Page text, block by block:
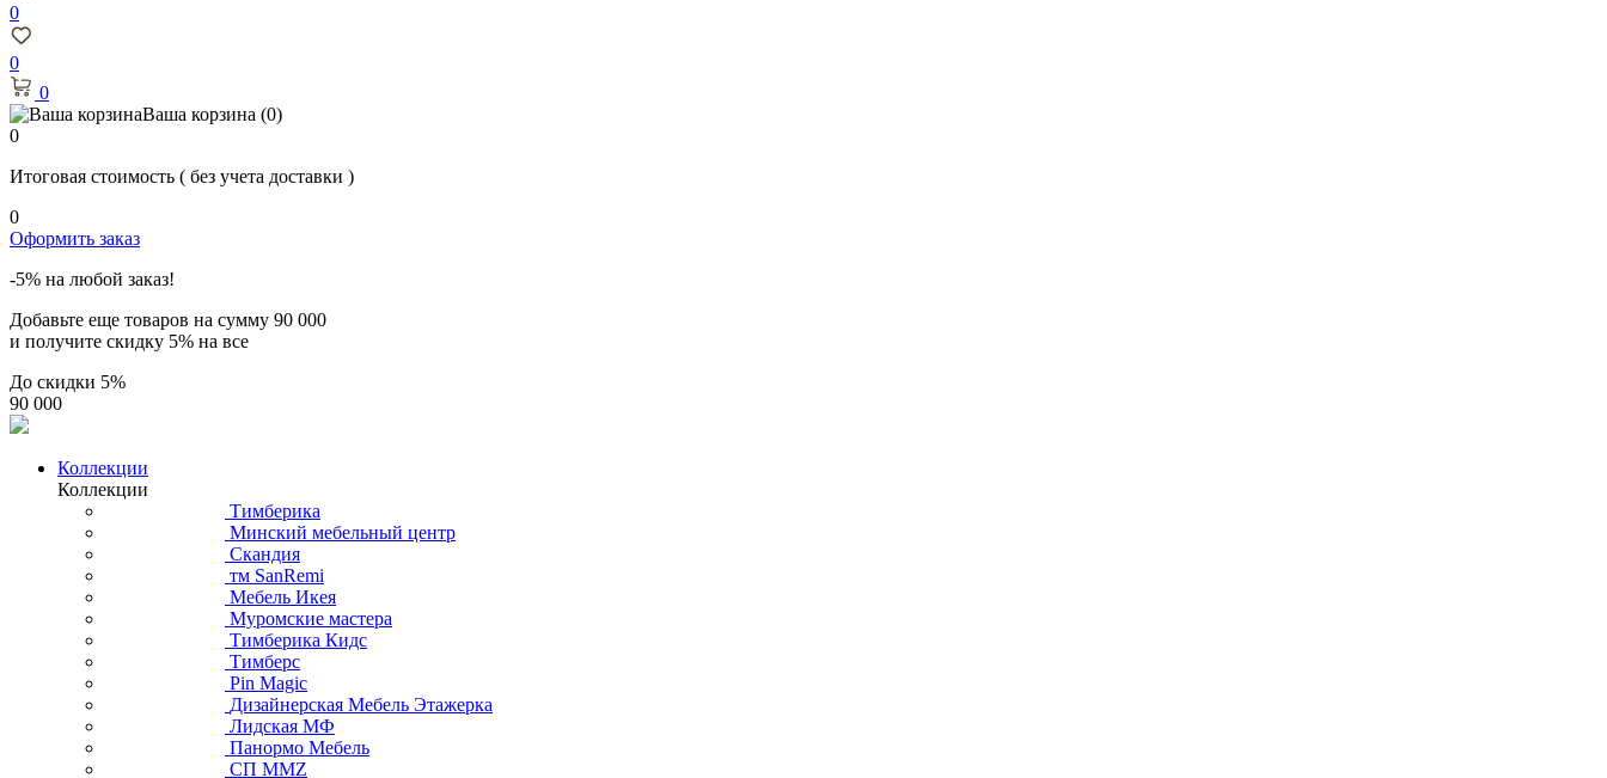
0
0
0
Ваша корзина (0)
0
Итоговая стоимость ( без учета доставки )
0
Оформить заказ
-5% на любой заказ!
Добавьте еще товаров на сумму 90 000
и получите скидку 5% на все
До скидки 5%
90 000
Коллекции
Коллекции
Тимберика
Минский мебельный центр
Скандия
тм SanRemi
Мебель Икея
Муромские мастера
Тимберика Кидс
Тимберс
Pin Magic
Дизайнерская Мебель Этажерка
Лидская МФ
Панормо Мебель
СП ММZ